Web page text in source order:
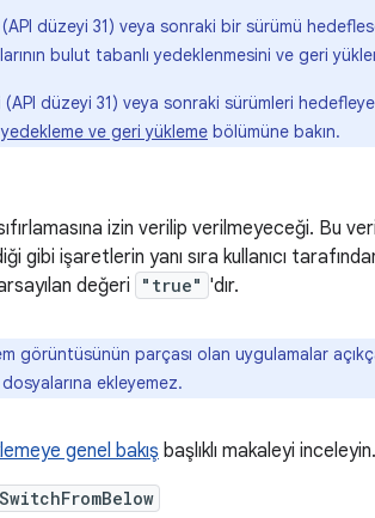
düzeyi 31) veya sonraki bir sürümü
bulut tabanlı yedeklenmesini ve geri
düzeyi 31) veya sonraki sürümleri
yedekleme ve geri yükleme bölümüne bakın.
izin verilip verilmeyeceği. Bu
gibi işaretlerin yanı sıra kullanıcı
değeri
"true" 'dır.
görüntüsünün parçası olan uygulamalar
ekleyemez.
genel bakış başlıklı makaleyi inceleyin.